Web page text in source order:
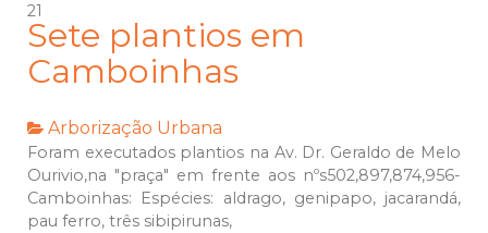
21
Sete plantios em
Camboinhas
Arborização Urbana
Foram executados plantios na Av. Dr. Geraldo de Melo
Ourivio,na "praça" em frente aos nºs502,897,874,956-
Camboinhas: Espécies: aldrago, genipapo, jacarandá,
pau ferro, três sibipirunas,